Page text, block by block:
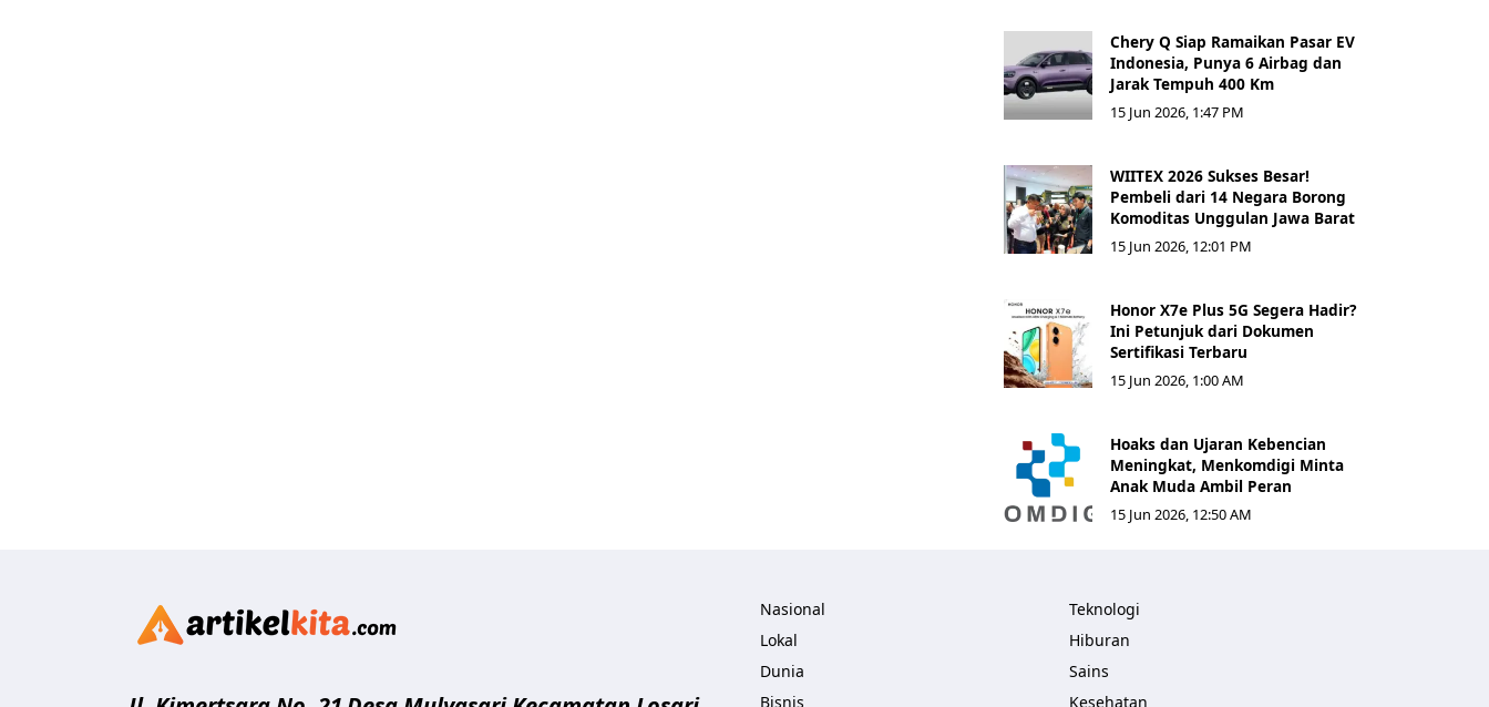
Chery Q Siap Ramaikan Pasar EV
Indonesia, Punya 6 Airbag dan
Jarak Tempuh 400 Km
15 Jun 2026, 1:47 PM
WIITEX 2026 Sukses Besar!
Pembeli dari 14 Negara Borong
Komoditas Unggulan Jawa Barat
15 Jun 2026, 12:01 PM
Honor X7e Plus 5G Segera Hadir?
Ini Petunjuk dari Dokumen
Sertifikasi Terbaru
15 Jun 2026, 1:00 AM
Hoaks dan Ujaran Kebencian
Meningkat, Menkomdigi Minta
Anak Muda Ambil Peran
15 Jun 2026, 12:50 AM
Nasional
Lokal
Dunia
Bisnis
Teknologi
Hiburan
Sains
Kesehatan